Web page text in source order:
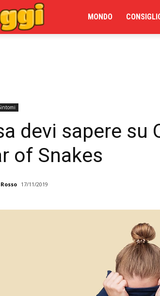
MONDO
devi sapere su
of Snakes
17/11/2019